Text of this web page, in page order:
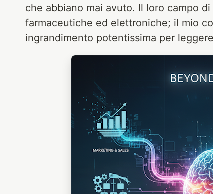
che abbiano mai avuto. Il loro campo
farmaceutiche ed elettroniche; il mio
ingrandimento potentissima per